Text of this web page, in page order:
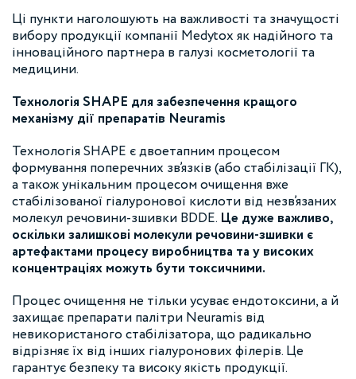
Ці пункти наголошують на важливості та значущості
вибору продукції компанії Medytox як надійного та
інноваційного партнера в галузі косметології та
медицини.
Технологія SHAPE для забезпечення кращого
механізму дії препаратів Neuramis
Технологія SHAPE є двоетапним процесом
формування поперечних зв’язків (або стабілізації ГК),
а також унікальним процесом очищення вже
стабілізованої гіалуронової кислоти від незв’язаних
молекул речовини-зшивки BDDE. Це дуже важливо,
оскільки залишкові молекули речовини-зшивки є
артефактами процесу виробництва та у високих
концентраціях можуть бути токсичними.
Процес очищення не тільки усуває ендотоксини, а й
захищає препарати палітри Neuramis від
невикористаного стабілізатора, що радикально
відрізняє їх від інших гіалуронових філерів. Це
гарантує безпеку та високу якість продукції.